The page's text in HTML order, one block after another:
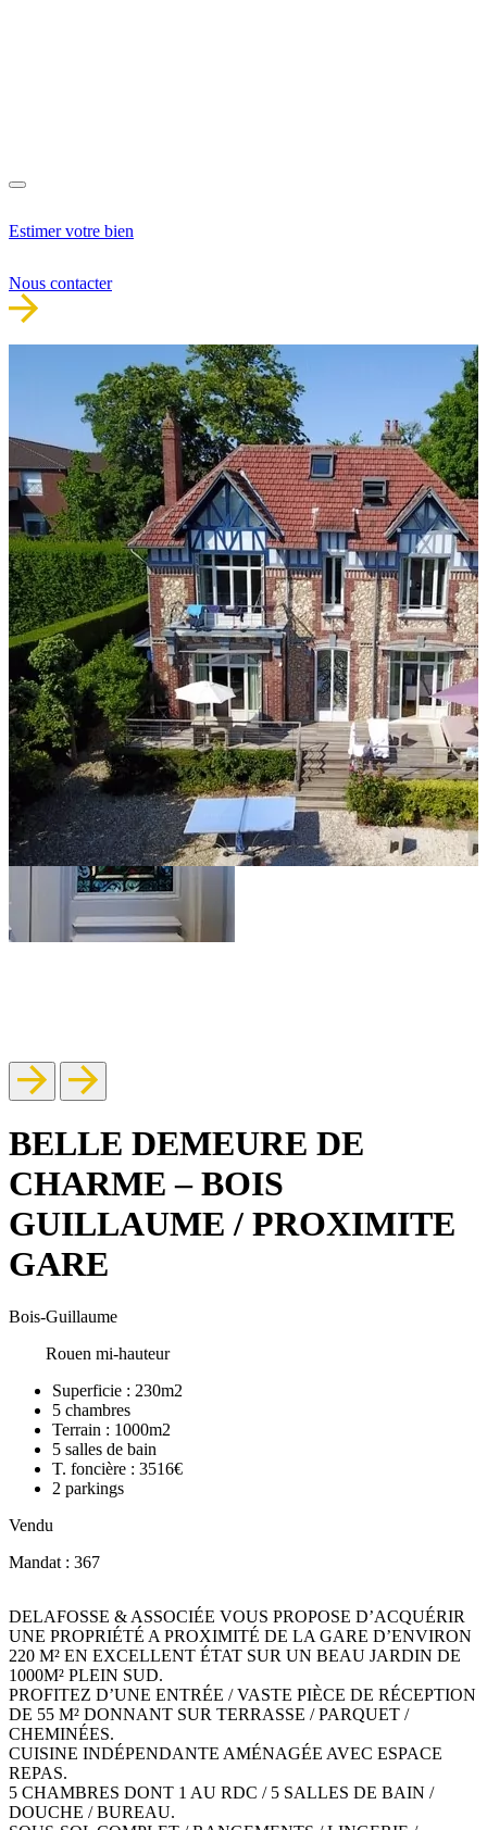
Estimer votre bien
Nous contacter
BELLE DEMEURE DE
CHARME – BOIS
GUILLAUME / PROXIMITE
GARE
Bois-Guillaume
Rouen mi-hauteur
Superficie : 230m2
5 chambres
Terrain : 1000m2
5 salles de bain
T. foncière : 3516€
2 parkings
Vendu
Mandat : 367
DELAFOSSE & ASSOCIÉE VOUS PROPOSE D’ACQUÉRIR
UNE PROPRIÉTÉ A PROXIMITÉ DE LA GARE D’ENVIRON
220 M² EN EXCELLENT ÉTAT SUR UN BEAU JARDIN DE
1000M² PLEIN SUD.
PROFITEZ D’UNE ENTRÉE / VASTE PIÈCE DE RÉCEPTION
DE 55 M² DONNANT SUR TERRASSE / PARQUET /
CHEMINÉES.
CUISINE INDÉPENDANTE AMÉNAGÉE AVEC ESPACE
REPAS.
5 CHAMBRES DONT 1 AU RDC / 5 SALLES DE BAIN /
DOUCHE / BUREAU.